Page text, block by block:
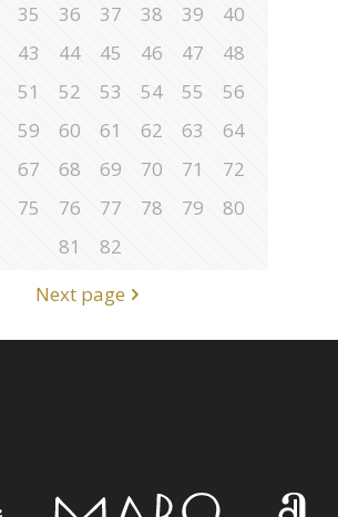
35 36 37 38 39
40
43 44 45 46 47
48
51 52 53 54 55
56
59 60 61 62 63
64
67 68 69 70 71
72
75 76 77 78 79
80
81
82
Next page